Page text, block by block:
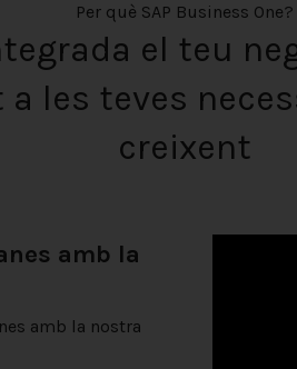
Per què SAP Business One?
el teu
les teves
creixent
amb la
amb la nostra